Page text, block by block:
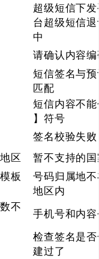
超级短信下
台超级短信
中
请确认内容
短信签名与
匹配
短信内容不
】符号
签名校验失败
区
暂不支持的
板
号码归属地
地区内
不
手机号和内
检查签名是
建过了